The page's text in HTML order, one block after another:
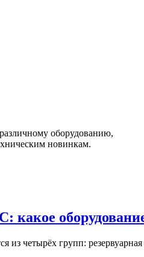
оборудованию,
новинкам.
какое
из четырёх групп: